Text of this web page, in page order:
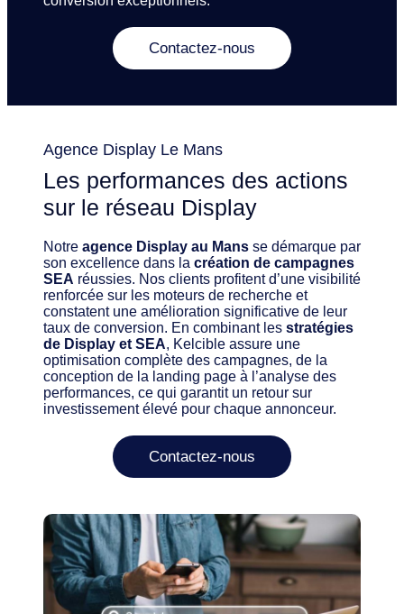
Contactez-nous
Agence Display Le Mans
Les performances des actions
sur le réseau Display
Notre agence Display au Mans se démarque par
son excellence dans la création de campagnes
SEA réussies. Nos clients profitent d’une visibilité
renforcée sur les moteurs de recherche et
constatent une amélioration significative de leur
taux de conversion. En combinant les stratégies
de Display et SEA, Kelcible assure une
optimisation complète des campagnes, de la
conception de la landing page à l’analyse des
performances, ce qui garantit un retour sur
investissement élevé pour chaque annonceur.
Contactez-nous